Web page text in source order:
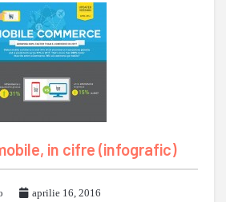
in cifre (infografic)
aprilie 16, 2016